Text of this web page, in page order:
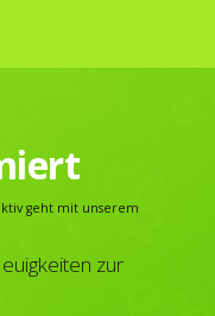
geht mit unserem
zur